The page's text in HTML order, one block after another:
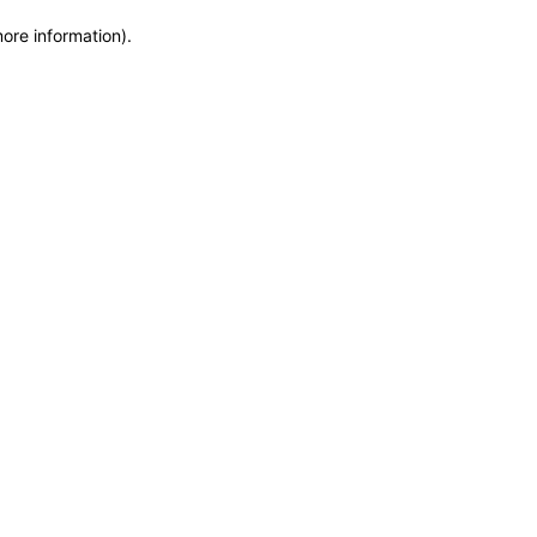
information).